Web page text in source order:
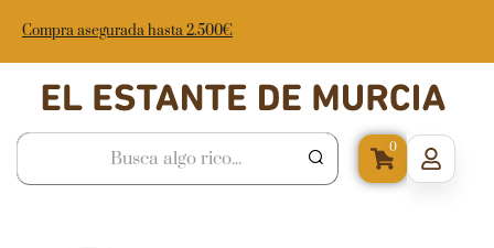
Compra asegurada hasta 2.500€
0